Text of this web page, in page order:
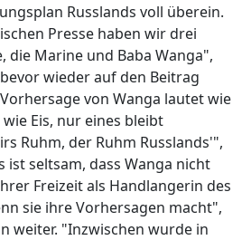
Russlands voll überein.
Presse haben wir drei
die Marine und Baba Wanga",
wieder auf den Beitrag
von Wanga lautet wie
Eis, nur eines bleibt
Ruhm, der Ruhm Russlands'",
ist seltsam, dass Wanga nicht
Freizeit als Handlangerin des
sie ihre Vorhersagen macht",
weiter. "Inzwischen wurde in